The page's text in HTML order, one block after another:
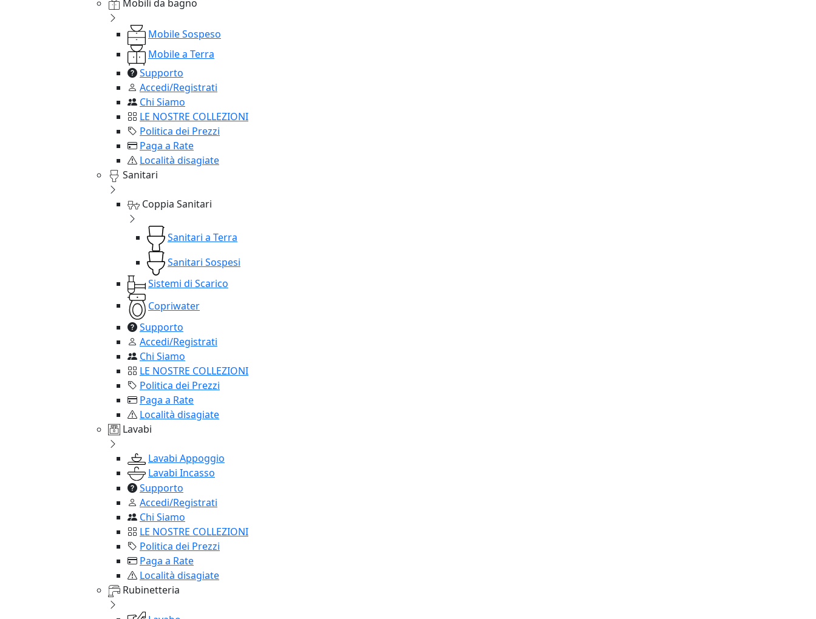
Mobili da bagno
Mobile Sospeso
Mobile a Terra
Supporto
Accedi/Registrati
Chi Siamo
LE NOSTRE COLLEZIONI
Politica dei Prezzi
Paga a Rate
Località disagiate
Sanitari
Coppia Sanitari
Sanitari a Terra
Sanitari Sospesi
Sistemi di Scarico
Copriwater
Supporto
Accedi/Registrati
Chi Siamo
LE NOSTRE COLLEZIONI
Politica dei Prezzi
Paga a Rate
Località disagiate
Lavabi
Lavabi Appoggio
Lavabi Incasso
Supporto
Accedi/Registrati
Chi Siamo
LE NOSTRE COLLEZIONI
Politica dei Prezzi
Paga a Rate
Località disagiate
Rubinetteria